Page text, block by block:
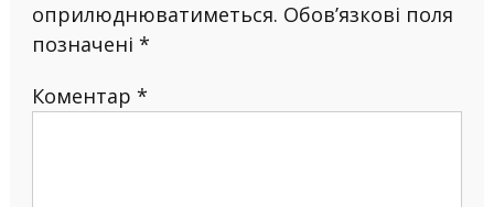
оприлюднюватиметься. Обов’язкові поля
позначені *
Коментар *